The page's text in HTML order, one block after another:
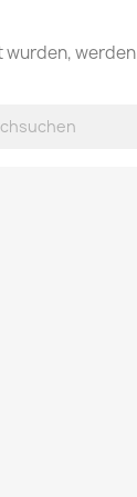
wurden, werden